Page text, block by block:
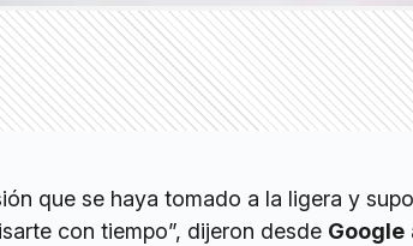
que se haya tomado a la ligera y
con tiempo”, dijeron desde Google